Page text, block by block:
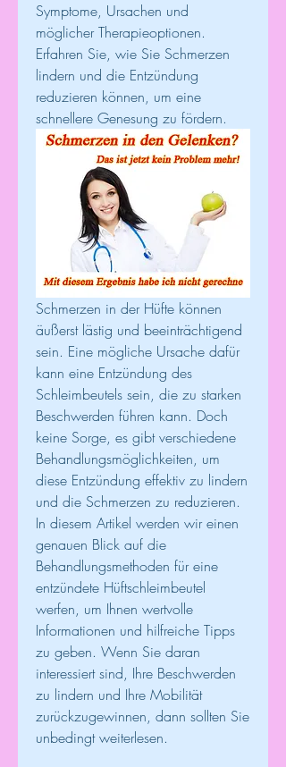
Symptome, Ursachen und
möglicher Therapieoptionen.
Erfahren Sie, wie Sie Schmerzen
lindern und die Entzündung
reduzieren können, um eine
schnellere Genesung zu fördern.
Schmerzen in der Hüfte können
äußerst lästig und beeinträchtigend
sein. Eine mögliche Ursache dafür
kann eine Entzündung des
Schleimbeutels sein, die zu starken
Beschwerden führen kann. Doch
keine Sorge, es gibt verschiedene
Behandlungsmöglichkeiten, um
diese Entzündung effektiv zu lindern
und die Schmerzen zu reduzieren.
In diesem Artikel werden wir einen
genauen Blick auf die
Behandlungsmethoden für eine
entzündete Hüftschleimbeutel
werfen, um Ihnen wertvolle
Informationen und hilfreiche Tipps
zu geben. Wenn Sie daran
interessiert sind, Ihre Beschwerden
zu lindern und Ihre Mobilität
zurückzugewinnen, dann sollten Sie
unbedingt weiterlesen.